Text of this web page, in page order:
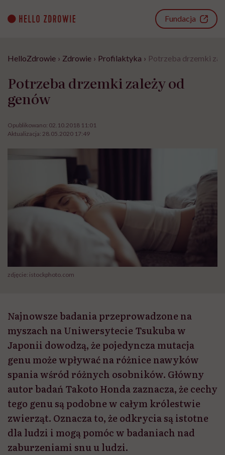
content
Fundacja
HelloZdrowie › Zdrowie › Profilaktyka › Potrzeba drzemki
Potrzeba drzemki zależy od
genów
Opublikowano: 02.10.2018 11:01
Aktualizacja: 28.05.2020 17:49
zdjęcie: istockphoto.com
Najnowsze badania przeprowadzone na
myszach na Uniwersytecie Tsukuba w
Japonii dowodzą, że pojedyncza mutacja
genu może wpływać na różnice nawyków
spania wśród różnych osobników. Główny
autor badań Takoto Honda zaznacza, że cechy
tego genu są podobne w całym królestwie
zwierząt. Oznacza to, że odkrycia są istotne
dla ludzi i mogą pomóc w badaniach nad
zaburzeniami snu u ludzi.